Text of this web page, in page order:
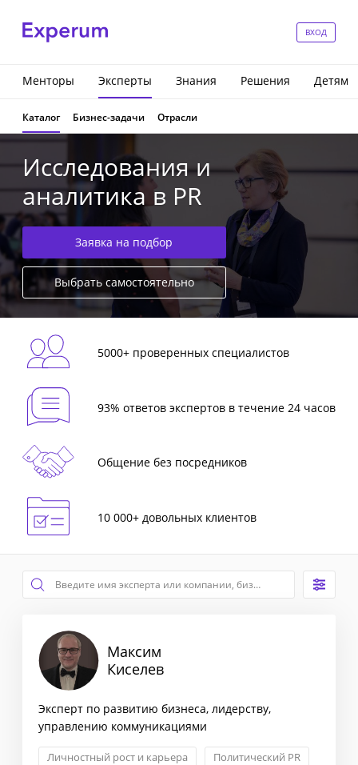
ВХОД
Менторы Эксперты Знания Решения Детям
Каталог Бизнес-задачи Отрасли
Исследования и
аналитика в PR
Заявка на подбор
Выбрать самостоятельно
5000+ проверенных специалистов
93% ответов экспертов в течение 24 часов
Общение без посредников
10 000+ довольных клиентов
Максим
Киселев
Эксперт по развитию бизнеса, лидерству,
управлению коммуникациями
Личностный рост и карьера
Политический PR